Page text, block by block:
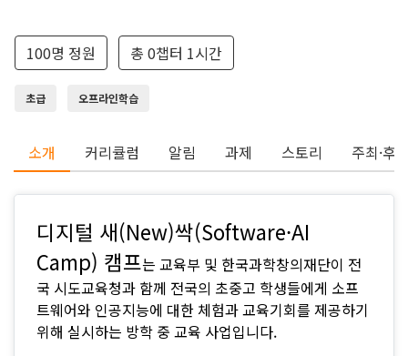
100명 정원 총 0챕터 1시간
초급 오프라인학습
소개 커리큘럼 알림 과제 스토리 주최·후
디지털 새(New)싹(Software·AI
Camp) 캠프는 교육부 및 한국과학창의재단이 전
국 시도교육청과 함께 전국의 초중고 학생들에게 소프
트웨어와 인공지능에 대한 체험과 교육기회를 제공하기
위해 실시하는 방학 중 교육 사업입니다.